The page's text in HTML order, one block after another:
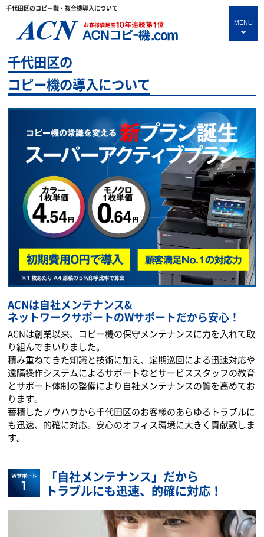
千代田区のコピー機・複合機導入について
MENU
4
プランのご紹介
保守サービス
コピー機あれこれ
コピー機に関すること
よくあるご質問
独立・開業支援プラン
お問い合わせ
千代田区の
コピー機の導入について
ACNは自社メンテナンス&
ネットワークサポートのWサポートだから安心！
ACNは創業以来、コピー機の保守メンテナンスに力を入れて取
り組んでまいりました。
積み重ねてきた知識と技術に加え、定期巡回による迅速対応や
遠隔操作システムによるサポートなどサービススタッフの教育
とサポート体制の整備により自社メンテナンスの質を高めてお
ります。
蓄積したノウハウから千代田区のお客様のあらゆるトラブルに
も迅速、的確に対応。安心のオフィス環境に大きく貢献致しま
す。
「自社メンテナンス」だから
トラブルにも迅速、的確に対応！